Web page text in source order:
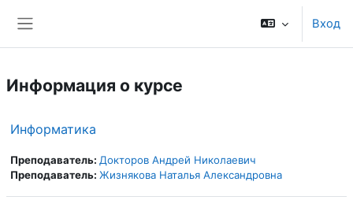
Вход
Информация о курсе
Информатика
Преподаватель: Докторов Андрей Николаевич
Преподаватель: Жизнякова Наталья Александровна